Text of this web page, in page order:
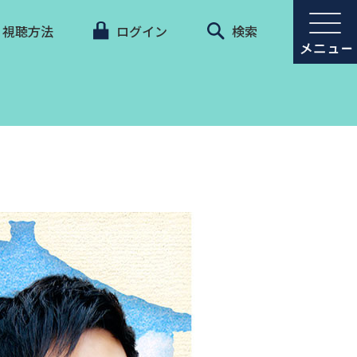
視聴方法 ログイン 検索